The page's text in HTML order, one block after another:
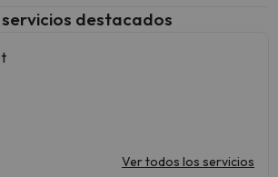
destacados
Ver todos los servicios